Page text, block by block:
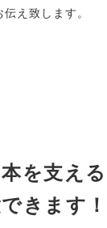
え致します。
を支え
きます！